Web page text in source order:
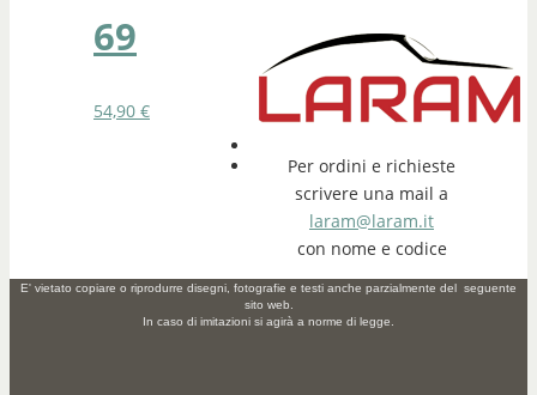
69
54,90 €
Per ordini e richieste
scrivere una mail a
laram@laram.it
con nome e codice
E' vietato copiare o riprodurre disegni, fotografie e testi anche parzialmente del seguente
sito web.
In caso di imitazioni si agirà a norme di legge.